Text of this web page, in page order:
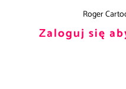
Roger
Zaloguj się